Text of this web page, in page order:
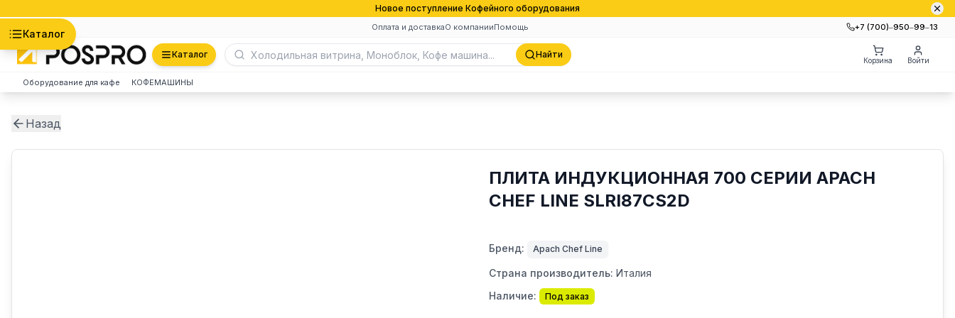
Новое поступление Кофейного оборудования
Оплата и доставкаО компанииПомощь +7 (700)‒950‒99‒13
Каталог
Каталог Найти
Корзина Войти
Оборудование для кафе КОФЕМАШИНЫ
Назад
ПЛИТА ИНДУКЦИОННАЯ 700 СЕРИИ APACH
CHEF LINE SLRI87СS2D
Бренд: Apach Chef Line
Страна производитель: Италия
Наличие:
Под заказ